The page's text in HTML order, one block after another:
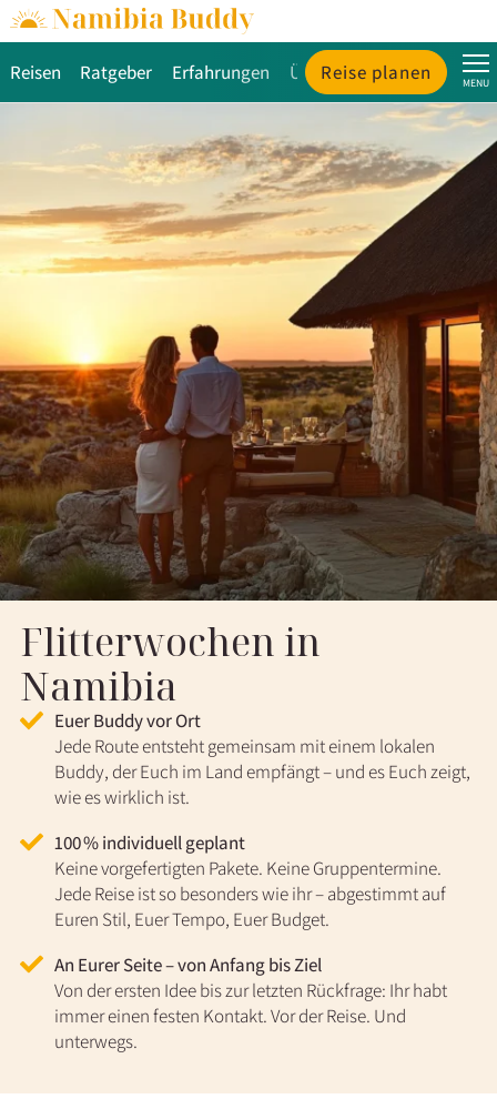
Reisen Ratgeber Erfahrungen Über uns
Reise planen MENU
Flitterwochen in
Namibia
Euer Buddy vor Ort
Jede Route entsteht gemeinsam mit einem lokalen
Buddy, der Euch im Land empfängt – und es Euch zeigt,
wie es wirklich ist.
100 % individuell geplant
Keine vorgefertigten Pakete. Keine Gruppentermine.
Jede Reise ist so besonders wie ihr – abgestimmt auf
Euren Stil, Euer Tempo, Euer Budget.
An Eurer Seite – von Anfang bis Ziel
Von der ersten Idee bis zur letzten Rückfrage: Ihr habt
immer einen festen Kontakt. Vor der Reise. Und
unterwegs.